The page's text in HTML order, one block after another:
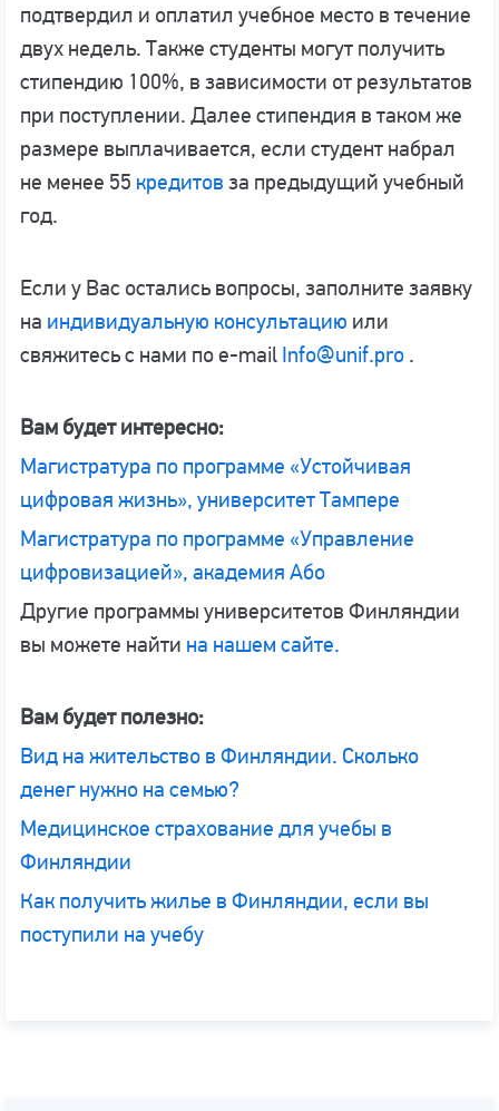
подтвердил и оплатил учебное место в течение
двух недель. Также студенты могут получить
стипендию 100%, в зависимости от результатов
при поступлении. Далее стипендия в таком же
размере выплачивается, если студент набрал
не менее 55 кредитов за предыдущий учебный
год.
Если у Вас остались вопросы, заполните заявку
на индивидуальную консультацию или
свяжитесь с нами по e-mail Info@unif.pro .
Вам будет интересно:
Магистратура по программе «Устойчивая
цифровая жизнь», университет Тампере
Магистратура по программе «Управление
цифровизацией», академия Або
Другие программы университетов Финляндии
вы можете найти на нашем сайте.
Вам будет полезно:
Вид на жительство в Финляндии. Сколько
денег нужно на семью?
Медицинское страхование для учебы в
Финляндии
Как получить жилье в Финляндии, если вы
поступили на учебу